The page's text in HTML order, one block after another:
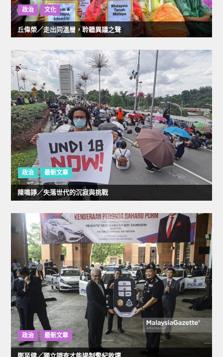
政治 文化
丘偉榮／走出同溫層，聆聽異議之聲
政治 最新文章
陳鳴諍／失落世代的沉寂與挑戰
政治 最新文章